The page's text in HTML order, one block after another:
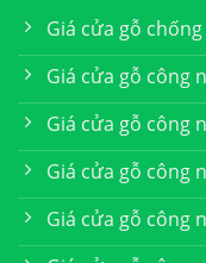
Giá cửa gỗ
Giá cửa gỗ công
Giá cửa gỗ công
Giá cửa gỗ công
Giá cửa gỗ công